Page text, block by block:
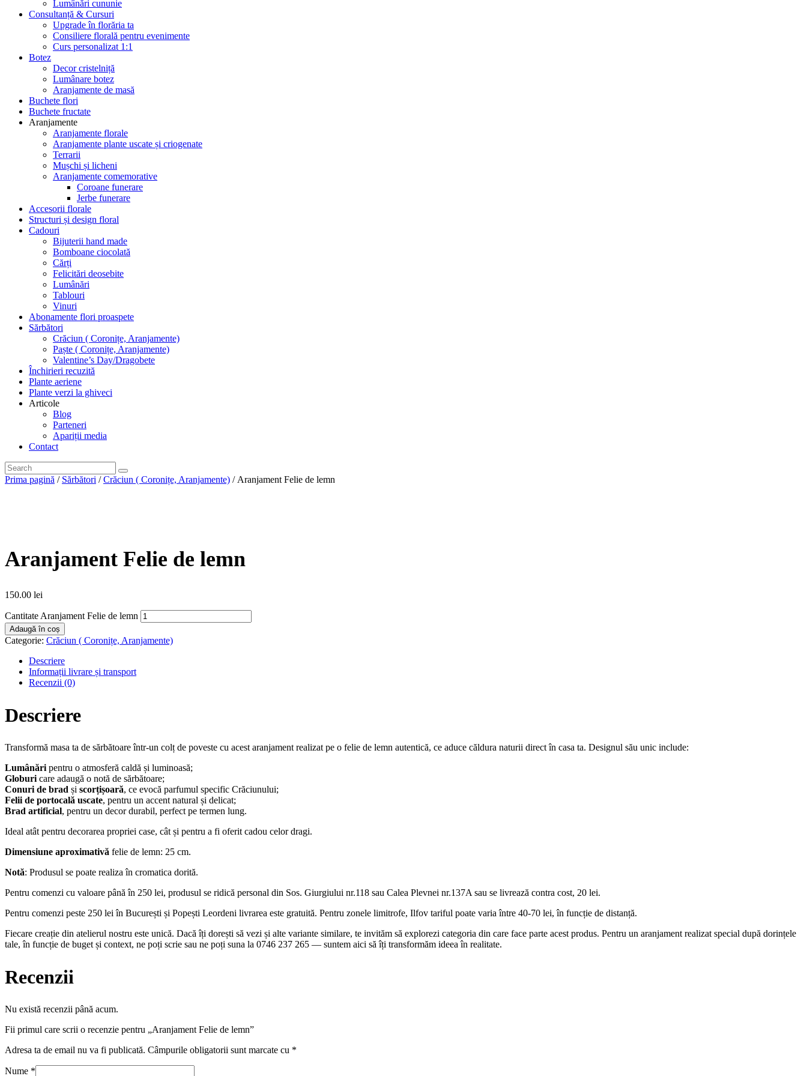
Lumânări cununie
Consultanță & Cursuri
Upgrade în florăria ta
Consiliere florală pentru evenimente
Curs personalizat 1:1
Botez
Decor cristelniță
Lumânare botez
Aranjamente de masă
Buchete flori
Buchete fructate
Aranjamente
Aranjamente florale
Aranjamente plante uscate și criogenate
Terrarii
Mușchi și licheni
Aranjamente comemorative
Coroane funerare
Jerbe funerare
Accesorii florale
Structuri și design floral
Cadouri
Bijuterii hand made
Bomboane ciocolată
Cărți
Felicitări deosebite
Lumânări
Tablouri
Vinuri
Abonamente flori proaspete
Sărbători
Crăciun ( Coronițe, Aranjamente)
Paște ( Coronițe, Aranjamente)
Valentine’s Day/Dragobete
Închirieri recuzită
Plante aeriene
Plante verzi la ghiveci
Articole
Blog
Parteneri
Apariții media
Contact
Prima pagină / Sărbători /Crăciun ( Coronițe, Aranjamente) / Aranjament Felie de lemn
Aranjament Felie de lemn
150.00 lei
Cantitate Aranjament Felie de lemn
Adaugă în coș
Categorie: Crăciun ( Coronițe, Aranjamente)
Descriere
Informații livrare și transport
Recenzii (0)
Descriere
Transformă masa ta de sărbătoare într-un colț de poveste cu acest aranjament realizat pe o felie de lemn autentică, ce aduce căldura naturii direct în casa ta. Designul său unic include:
Lumânări pentru o atmosferă caldă și luminoasă;
Globuri care adaugă o notă de sărbătoare;
Conuri de brad și scorțișoară, ce evocă parfumul specific Crăciunului;
Felii de portocală uscate, pentru un accent natural și delicat;
Brad artificial, pentru un decor durabil, perfect pe termen lung.
Ideal atât pentru decorarea propriei case, cât și pentru a fi oferit cadou celor dragi.
Dimensiune aproximativă felie de lemn: 25 cm.
Notă: Produsul se poate realiza în cromatica dorită.
Pentru comenzi cu valoare până în 250 lei, produsul se ridică personal din Sos. Giurgiului nr.118 sau Calea Plevnei nr.137A sau se livrează contra cost, 20 lei.
Pentru comenzi peste 250 lei în București și Popești Leordeni livrarea este gratuită. Pentru zonele limitrofe, Ilfov tariful poate varia între 40-70 lei, în funcție de distanță.
Fiecare creație din atelierul nostru este unică. Dacă îți dorești să vezi și alte variante similare, te invităm să explorezi categoria din care face parte acest produs. Pentru un aranjament realizat special după dorințele
tale, în funcție de buget și context, ne poți scrie sau ne poți suna la 0746 237 265 — suntem aici să îți transformăm ideea în realitate.
Recenzii
Nu există recenzii până acum.
Fii primul care scrii o recenzie pentru „Aranjament Felie de lemn”
Adresa ta de email nu va fi publicată. Câmpurile obligatorii sunt marcate cu *
Nume *